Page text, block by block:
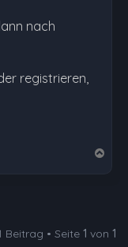
nach
registrieren,
b
Beitrag • Seite 1 von 1